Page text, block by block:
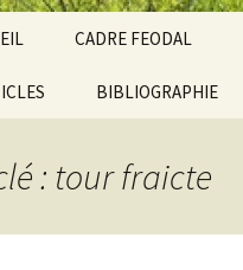
CADRE FEODAL
Baronnie de Donzy
BIBLIOGRAPHIE
: tour fraicte